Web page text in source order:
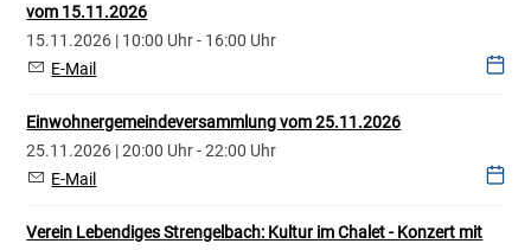
vom 15.11.2026
15.11.2026 | 10:00 Uhr - 16:00 Uhr
E-Mail
Einwohnergemeindeversammlung vom 25.11.2026
25.11.2026 | 20:00 Uhr - 22:00 Uhr
E-Mail
Verein Lebendiges Strengelbach: Kultur im Chalet - Konzert mit